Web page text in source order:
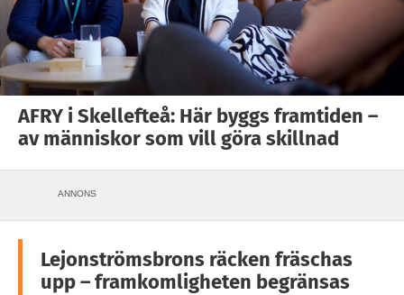
AFRY i Skellefteå: Här byggs framtiden –
av människor som vill göra skillnad
ANNONS
Lejonströmsbrons räcken fräschas
upp – framkomligheten begränsas